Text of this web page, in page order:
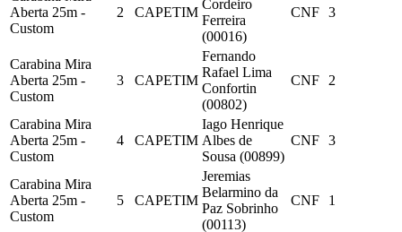
Aberta 25m -
Custom
2 CAPETIM
Cordeiro
Ferreira
(00016)
CNF 3
Carabina Mira
Aberta 25m -
Custom
3 CAPETIM
Fernando
Rafael Lima
Confortin
(00802)
CNF 2
Carabina Mira
Aberta 25m -
Custom
4 CAPETIM
Iago Henrique
Albes de
Sousa (00899)
CNF 3
Carabina Mira
Aberta 25m -
Custom
5 CAPETIM
Jeremias
Belarmino da
Paz Sobrinho
(00113)
CNF 1